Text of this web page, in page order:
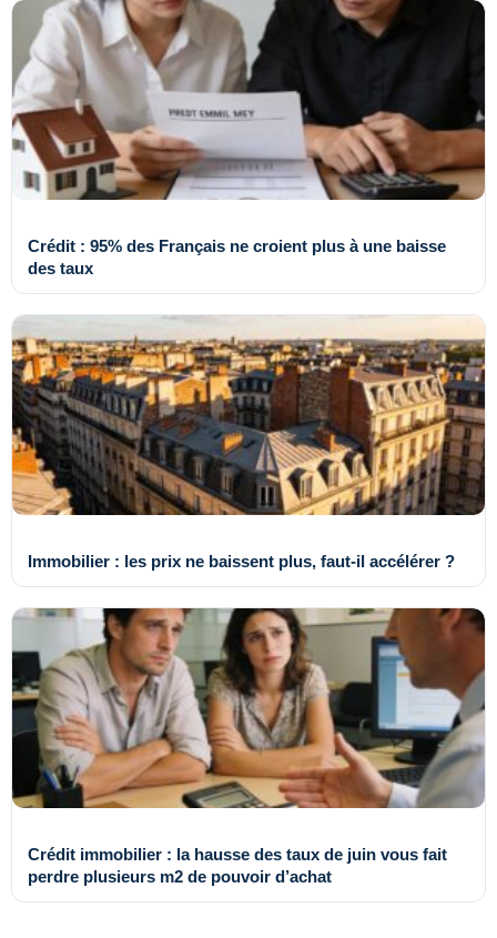
Crédit : 95% des Français ne croient plus à une baisse
des taux
Immobilier : les prix ne baissent plus, faut-il accélérer ?
Crédit immobilier : la hausse des taux de juin vous fait
perdre plusieurs m2 de pouvoir d’achat